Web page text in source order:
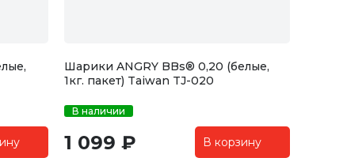
Шарики ANGRY BBs® 0,20 (белые,
1кг. пакет) Taiwan TJ-020
В наличии
1 099 ₽ В корзину